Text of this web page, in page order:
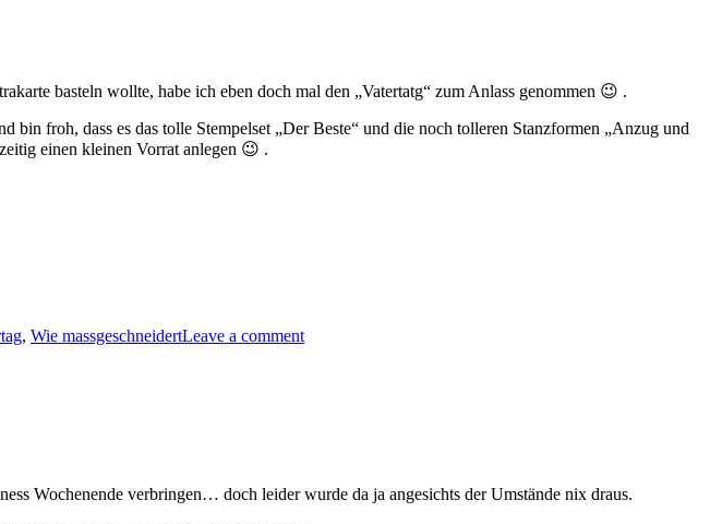
basteln wollte, habe ich eben doch mal den „Vatertatg“ zum Anlass genommen 😉 .
froh, dass es das tolle Stempelset „Der Beste“ und die noch tolleren Stanzformen „Anzug und
einen kleinen Vorrat anlegen 😉 .
, Wie massgeschneidertLeave a comment
Wochenende verbringen… doch leider wurde da ja angesichts der Umstände nix draus.